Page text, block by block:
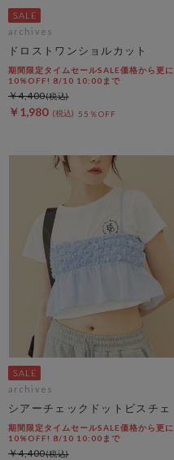
archives
ドロストワンショルカット
期間限定タイムセールSALE価格から更に
10%OFF! 8/10 10:00まで
￥1,980 55％OFF
￥4,400
archives
シアーチェックドットビスチェ
期間限定タイムセールSALE価格から更に
10%OFF! 8/10 10:00まで
￥4,400